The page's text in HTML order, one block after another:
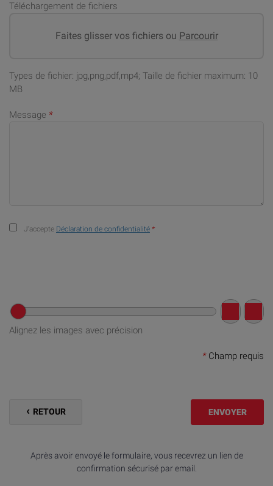
Téléchargement de fichiers
Faites glisser vos fichiers ou Parcourir
Types de fichier: jpg,png,pdf,mp4; Taille de fichier maximum: 10
MB
Message *
J’accepte Déclaration de confidentialité *
Alignez les images avec précision
*Champ requis
RETOUR ENVOYER
Après avoir envoyé le formulaire, vous recevrez un lien de
confirmation sécurisé par email.